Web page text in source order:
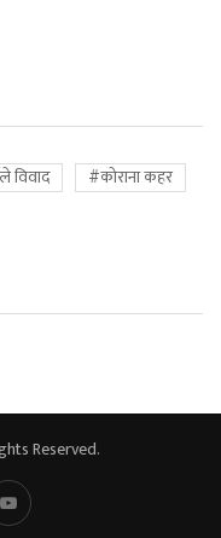
विवाद
#कोराना कहर
Reserved.